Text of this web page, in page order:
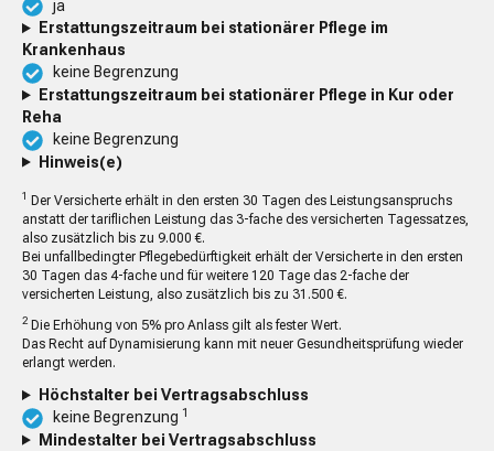
ja
Erstattungszeitraum bei stationärer Pflege im
Krankenhaus
keine Begrenzung
Erstattungszeitraum bei stationärer Pflege in Kur oder
Reha
keine Begrenzung
Hinweis(e)
1 Der Versicherte erhält in den ersten 30 Tagen des Leistungsanspruchs
anstatt der tariflichen Leistung das 3-fache des versicherten Tagessatzes,
also zusätzlich bis zu 9.000 €.
Bei unfallbedingter Pflegebedürftigkeit erhält der Versicherte in den ersten
30 Tagen das 4-fache und für weitere 120 Tage das 2-fache der
versicherten Leistung, also zusätzlich bis zu 31.500 €.
2 Die Erhöhung von 5% pro Anlass gilt als fester Wert.
Das Recht auf Dynamisierung kann mit neuer Gesundheitsprüfung wieder
erlangt werden.
Höchstalter bei Vertragsabschluss
keine Begrenzung 1
Mindestalter bei Vertragsabschluss